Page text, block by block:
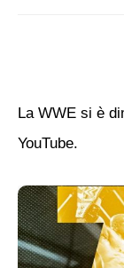
La WWE si è
YouTube.